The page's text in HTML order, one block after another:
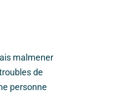
malmener
de
personne